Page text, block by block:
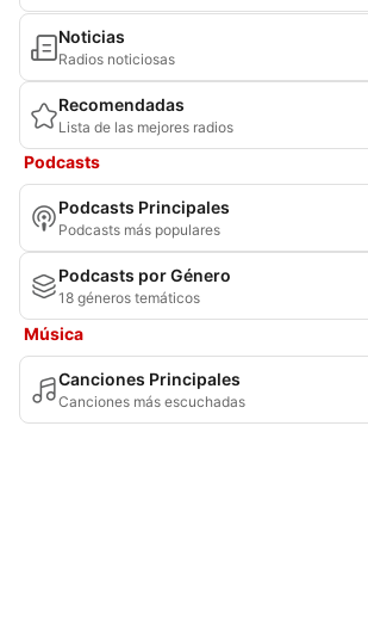
Noticias
Radios noticiosas
Recomendadas
Lista de las mejores radios
Podcasts
Podcasts Principales
Podcasts más populares
Podcasts por Género
18 géneros temáticos
Música
Canciones Principales
Canciones más escuchadas